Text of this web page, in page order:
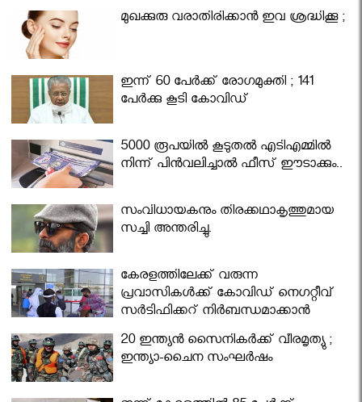
മുഖക്കുരു വരാതിരിക്കാന്‍ ഇവ ശ്രദ്ധിക്കൂ ;
ഇന്ന് 60 പേർക്ക് രോഗമുക്തി ; 141
പേര്‍ക്കു കൂടി കോവിഡ്
5000 രൂപയിൽ കൂടുതൽ എടിഎമ്മിൽ
നിന്ന് പിൻവലിച്ചാൽ ഫീസ് ഈടാക്കും..
സംവിധായകനും തിരക്കഥാകൃത്തുമായ
സച്ചി അന്തരിച്ചു.
കേരളത്തിലേക്ക് വരുന്ന
പ്രവാസികള്‍ക്ക് കോവിഡ് നെഗറ്റീവ്
സര്‍ട്ടിഫിക്കറ്റ് നിർബന്ധമാക്കാൻ
മന്ത്രിസഭ
20 ഇന്ത്യൻ സൈനികർക്ക് വീരമൃത്യു ;
ഇന്ത്യാ-ചൈന സംഘർഷം